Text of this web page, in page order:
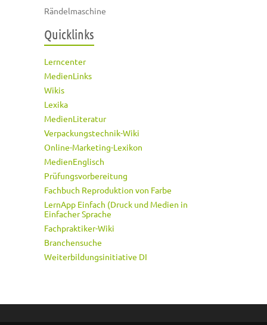
Rändelmaschine
Quicklinks
Lerncenter
MedienLinks
Wikis
Lexika
MedienLiteratur
Verpackungstechnik-Wiki
Online-Marketing-Lexikon
MedienEnglisch
Prüfungsvorbereitung
Fachbuch Reproduktion von Farbe
LernApp Einfach (Druck und Medien in
Einfacher Sprache
Fachpraktiker-Wiki
Branchensuche
Weiterbildungsinitiative DI